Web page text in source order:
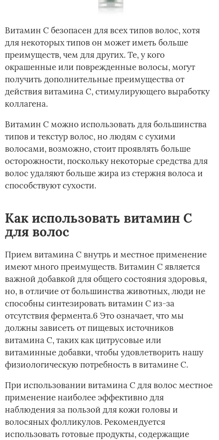
Витамин С безопасен для всех типов волос, хотя
для некоторых типов он может иметь больше
преимуществ, чем для других. Те, у кого
окрашенные или поврежденные волосы, могут
получить дополнительные преимущества от
действия витамина С, стимулирующего выработку
коллагена.
Витамин С можно использовать для большинства
типов и текстур волос, но людям с сухими
волосами, возможно, стоит проявлять больше
осторожности, поскольку некоторые средства для
волос удаляют больше жира из стержня волоса и
способствуют сухости.
Как использовать витамин С
для волос
Прием витамина С внутрь и местное применение
имеют много преимуществ. Витамин С является
важной добавкой для общего состояния здоровья,
но, в отличие от большинства животных, люди не
способны синтезировать витамин С из-за
отсутствия фермента.6 Это означает, что мы
должны зависеть от пищевых источников
витамина С, таких как цитрусовые или
витаминные добавки, чтобы удовлетворить нашу
физиологическую потребность в витамине С.
При использовании витамина С для волос местное
применение наиболее эффективно для
наблюдения за пользой для кожи головы и
волосяных фолликулов. Рекомендуется
использовать готовые продукты, содержащие